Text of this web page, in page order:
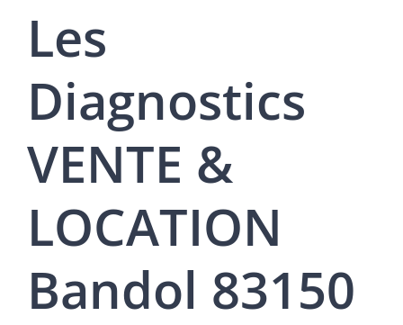
Les
Diagnostics
VENTE &
LOCATION
Bandol 83150